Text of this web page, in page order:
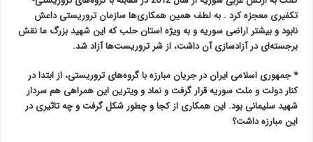
تکفیری معجزه ‌کرد . به لطف همین همکاری‌ها سازمان تروریستی داعش
نابود و بیشتر اراضی سوریه و به ویژه استان حلب که این شهید بزرگ ما نقش
برجسته‌ای در آزادسازی آن داشت، از شر تروریست‌ها آزاد شد.
*جمهوری اسلامی ایران در جریان مبارزه با گروه‌های تروریستی، از ابتدا در
کنار دولت و ملت سوریه قرار گرفت و نماد و ویترین این همراهی هم سردار
شهید سلیمانی بود. این همکاری از کجا و چطور شکل گرفت و چه تاثیری در
این مبارزه داشت؟